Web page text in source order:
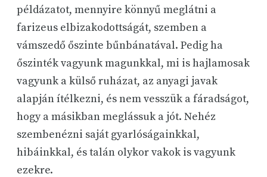
példázatot, mennyire könnyű meglátni a
farizeus elbizakodottságát, szemben a
vámszedő őszinte bűnbánatával. Pedig ha
őszinték vagyunk magunkkal, mi is hajlamosak
vagyunk a külső ruházat, az anyagi javak
alapján ítélkezni, és nem vesszük a fáradságot,
hogy a másikban meglássuk a jót. Nehéz
szembenézni saját gyarlóságainkkal,
hibáinkkal, és talán olykor vakok is vagyunk
ezekre.